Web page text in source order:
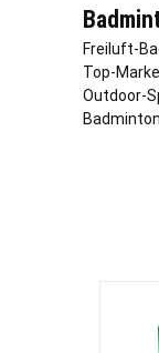
Freiluft-
Top-
Outdoor-